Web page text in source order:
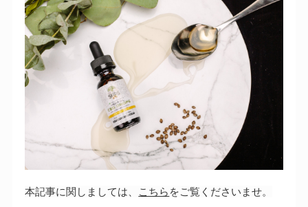
本記事に関しましては、 こちら をご覧くださいませ。